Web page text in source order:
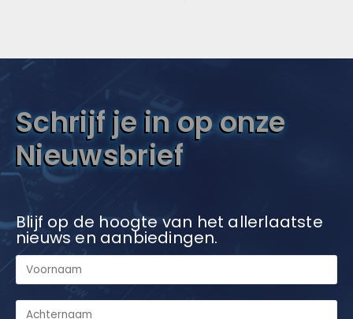
Schrijf je in op onze
Nieuwsbrief
Blijf op de hoogte van het allerlaatste
nieuws en aanbiedingen.